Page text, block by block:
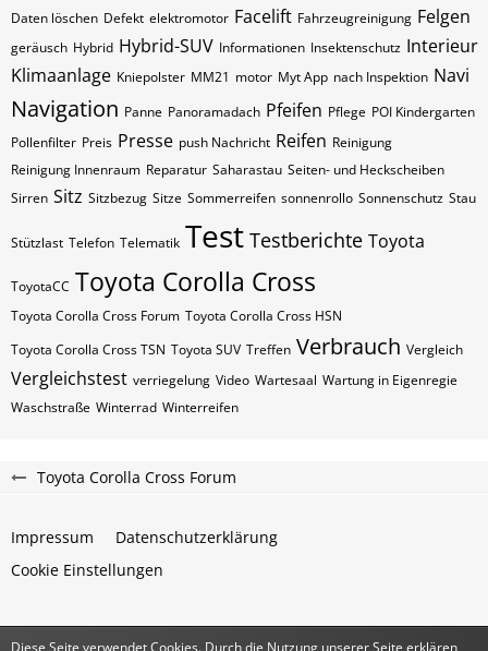
Daten löschen Defekt elektromotor Facelift Fahrzeugreinigung Felgen
geräusch Hybrid Hybrid-SUV Informationen Insektenschutz Interieur
Klimaanlage Kniepolster MM21 motor Myt App nach Inspektion Navi
Navigation Panne Panoramadach Pfeifen Pflege POI Kindergarten
Pollenfilter Preis Presse push Nachricht Reifen Reinigung
Reinigung Innenraum Reparatur Saharastau Seiten- und Heckscheiben
Sirren Sitz Sitzbezug Sitze Sommerreifen sonnenrollo Sonnenschutz Stau
Stützlast Telefon Telematik Test Testberichte Toyota
ToyotaCC Toyota Corolla Cross
Toyota Corolla Cross Forum Toyota Corolla Cross HSN
Toyota Corolla Cross TSN Toyota SUV Treffen Verbrauch Vergleich
Vergleichstest verriegelung Video Wartesaal Wartung in Eigenregie
Waschstraße Winterrad Winterreifen
Toyota Corolla Cross Forum
Impressum
Datenschutzerklärung
Cookie Einstellungen
Diese Seite verwendet Cookies. Durch die Nutzung unserer Seite erklären